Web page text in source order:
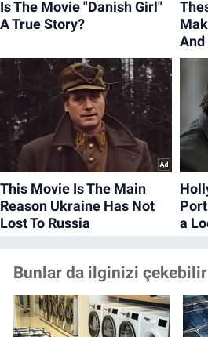
Bunlar da ilginizi çekebilir